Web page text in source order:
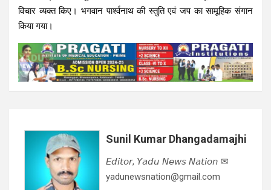
विचार व्यक्त किए। भगवान पार्श्वनाथ की स्तुति एवं जप का सामूहिक संगान
किया गया।
Sunil Kumar Dhangadamajhi
𝘌𝘥𝘪𝘵𝘰𝘳, 𝘠𝘢𝘥𝘶 𝘕𝘦𝘸𝘴 𝘕𝘢𝘵𝘪𝘰𝘯 ✉
yadunewsnation@gmail.com